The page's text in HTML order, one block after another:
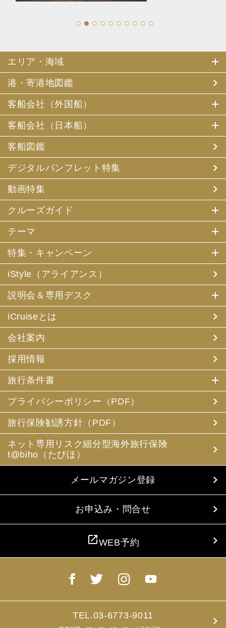
1 2 3 4 5 6 7 8 9 10
エリア・海域
港・寄港地図鑑
客船会社（外国船）
客船会社（日本船）
客船図鑑
デジタルパンフレット特集
動画特集
クルーズガイド
テーマ
特集・キャンペーン
iStyle（アライアンス）
説明会＆専用デスク
iCruiseとは
会社案内
採用情報
旅行条件書
プライバシーポリシー（PDF）
旅行保険勧誘方針（PDF）
ネット専用リスク細分型海外旅行保険
t@biho（たびほ）
メールマガジン登録
お申込み・問合せ
open_in_newWEB予約
TEL.03-6773-9011